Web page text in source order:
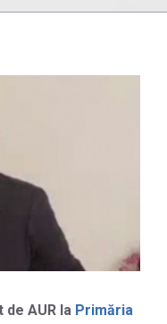
AUR la Primăria